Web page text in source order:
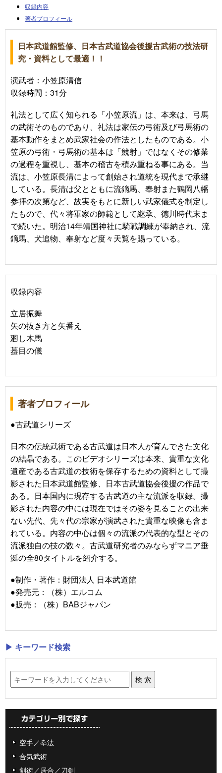
収録内容
著者プロフィール
日本武道館監修、日本古武道協会後援古武術の技法研
究・資料として最適！！
演武者：小笠原清信
収録時間：31分
礼法として広く知られる「小笠原流」は、本来は、弓馬
の武術そのものであり、礼法は家伝の弓術及び弓馬術の
基本動作をまとめ武家社会の作法としたものである。小
笠原の弓術・弓馬術の基本は「競射」ではなくその修業
の過程を重視し、基本の稽古を積み重ねる事にある。当
流は、小笠原長清によって創始され道統を現代まで承継
している。長清は父とともに流鏑馬、奉射また鶴岡八幡
参拝の次第など、故実をもとに新しい武家儀式を制定し
たもので、代々将軍家の師範として継承、徳川時代末ま
で続いた。明治14年靖国神社に騎戦調練が奉納され、流
鏑馬、犬追物、奉射など度々天覧を賜っている。
収録内容
立居振舞
矢の抜き方と矢番え
廻し木馬
蟇目の儀
著者プロフィール
●古武道シリーズ
日本の伝統武術である古武道は日本人が育んできた文化
の結晶である。このビデオシリーズは本来、貴重な文化
遺産である古武道の技術を保存するための資料として撮
影された日本武道館監修、日本古武道協会後援の作品で
ある。日本国内に現存する古武道の主な流派を収録。撮
影された内容の中には現在ではその姿を見ることの出来
ない先代、先々代の宗家が演武された貴重な映像も含ま
れている。内容の中心は個々の流派の代表的な型とその
流派独自の技の数々。古武道研究者のみならずマニア垂
涎の全80タイトルを紹介する。
●制作・著作：財団法人 日本武道館
●発売元：（株）エルコム
●販売：（株）BABジャパン
▶ キーワード検索
空手／拳法
合気武術
剣術／居合／刀剣